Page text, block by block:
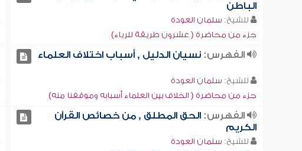
الباطن
للشيخ: سلمان العودة
جزء من محاضرة ( عشرون طريقة للرياء)
الفهرس:نسيان الدليل , أسباب اختلاف العلماء
للشيخ: سلمان العودة
جزء من محاضرة ( الخلاف بين العلماء أسبابه وموقفنا منه)
الفهرس:الحق المطلق , من خصائص القرآن
الكريم
للشيخ: سلمان العودة